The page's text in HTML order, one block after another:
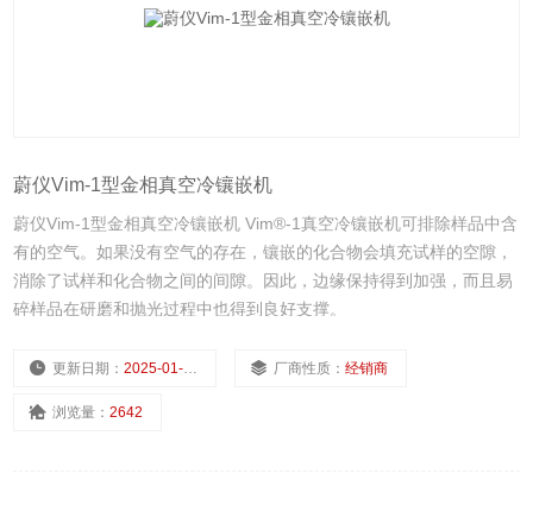
蔚仪Vim-1型金相真空冷镶嵌机
蔚仪Vim-1型金相真空冷镶嵌机 Vim®-1真空冷镶嵌机可排除样品中含
有的空气。如果没有空气的存在，镶嵌的化合物会填充试样的空隙，
消除了试样和化合物之间的间隙。因此，边缘保持得到加强，而且易
碎样品在研磨和抛光过程中也得到良好支撑。
更新日期：2025-01-10 厂商性质：经销商
浏览量：2642